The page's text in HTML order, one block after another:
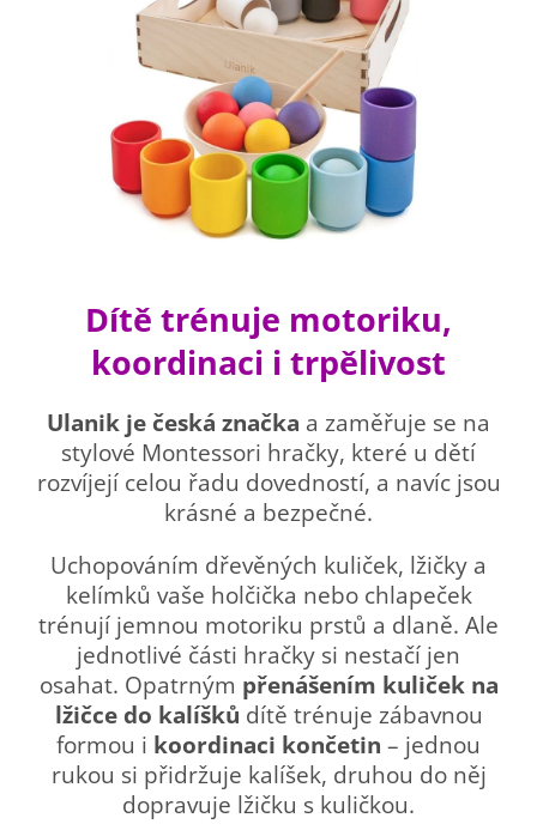
Dítě trénuje motoriku,
koordinaci i trpělivost
Ulanik je česká značka a zaměřuje se na
stylové Montessori hračky, které u dětí
rozvíjejí celou řadu dovedností, a navíc jsou
krásné a bezpečné.
Uchopováním dřevěných kuliček, lžičky a
kelímků vaše holčička nebo chlapeček
trénují jemnou motoriku prstů a dlaně. Ale
jednotlivé části hračky si nestačí jen
osahat. Opatrným přenášením kuliček na
lžičce do kalíšků dítě trénuje zábavnou
formou i koordinaci končetin – jednou
rukou si přidržuje kalíšek, druhou do něj
dopravuje lžičku s kuličkou.